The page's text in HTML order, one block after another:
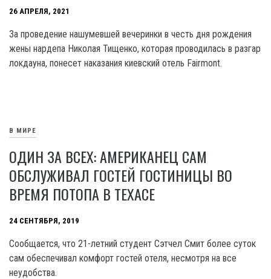
26 АПРЕЛЯ, 2021
За проведение нашумевшей вечеринки в честь дня рождения
жены нардепа Николая Тищенко, которая проводилась в разгар
локдауна, понесет наказания киевский отель Fairmont.
В МИРЕ
ОДИН ЗА ВСЕХ: АМЕРИКАНЕЦ САМ
ОБСЛУЖИВАЛ ГОСТЕЙ ГОСТИНИЦЫ ВО
ВРЕМЯ ПОТОПА В ТЕХАСЕ
24 СЕНТЯБРЯ, 2019
Сообщается, что 21-летний студент Сэтчел Смит более суток
сам обеспечивал комфорт гостей отеля, несмотря на все
неудобства.